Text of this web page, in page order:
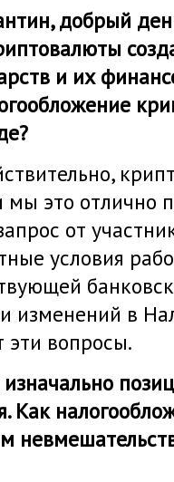
добрый
и их
мы это отлично
от
условия
изменений в
вопросы.
Как